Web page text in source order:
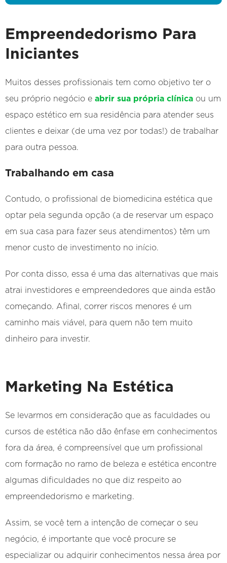
Empreendedorismo Para
Iniciantes
Muitos desses profissionais tem como objetivo ter o
seu próprio negócio e abrir sua própria clínica ou um
espaço estético em sua residência para atender seus
clientes e deixar (de uma vez por todas!) de trabalhar
para outra pessoa.
Trabalhando em casa
Contudo, o profissional de biomedicina estética que
optar pela segunda opção (a de reservar um espaço
em sua casa para fazer seus atendimentos) têm um
menor custo de investimento no início.
Por conta disso, essa é uma das alternativas que mais
atrai investidores e empreendedores que ainda estão
começando. Afinal, correr riscos menores é um
caminho mais viável, para quem não tem muito
dinheiro para investir.
Marketing Na Estética
Se levarmos em consideração que as faculdades ou
cursos de estética não dão ênfase em conhecimentos
fora da área, é compreensível que um profissional
com formação no ramo de beleza e estética encontre
algumas dificuldades no que diz respeito ao
empreendedorismo e marketing.
Assim, se você tem a intenção de começar o seu
negócio, é importante que você procure se
especializar ou adquirir conhecimentos nessa área por